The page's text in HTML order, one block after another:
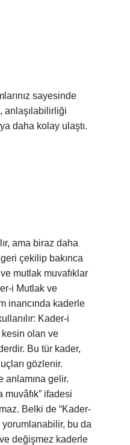
sayesinde
, anlaşılabilirliği
daha kolay ulaştı.
ama biraz daha
çekilip bakınca
mutlak muvafıklar
i Mutlak ve
inancında kaderle
Kader-i
kesin olan ve
Bu tür kader,
gözlenir.
anlamına gelir.
muvâfık” ifadesi
Belki de “Kader-
yorumlanabilir, bu da
değişmez kaderle